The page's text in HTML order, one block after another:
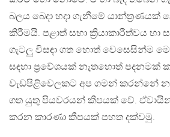
බලය බෙදා හදා ගැනීමේ
කිරීමයි. පළාත් සභා ක්‍රියාකාරීත්වය
ගැටලු විසඳා ගත හොත් වෙසෙසින්ම
සඳහා ප්‍රවේශයක් නැතහොත් පදනමක්
වැඩපිළිවෙලකට අප ගමන් කරන්නේ
ගත යුතු පියවරයන් කීපයක් වේ. ඒවායින්
කරන කාරණා කීපයක් පහත දක්වමු.